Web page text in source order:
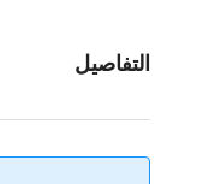
التفاصيل